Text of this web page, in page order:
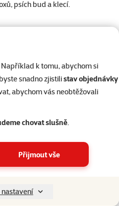
k tomu, abychom si
snadno zjistilistav objednávky
abychom vás neobtěžovali
chovat slušně.
Přijmout vše
psích bud a klecí.
na čištění klecí 500ml
počet hodnocení: 2
hodnocení